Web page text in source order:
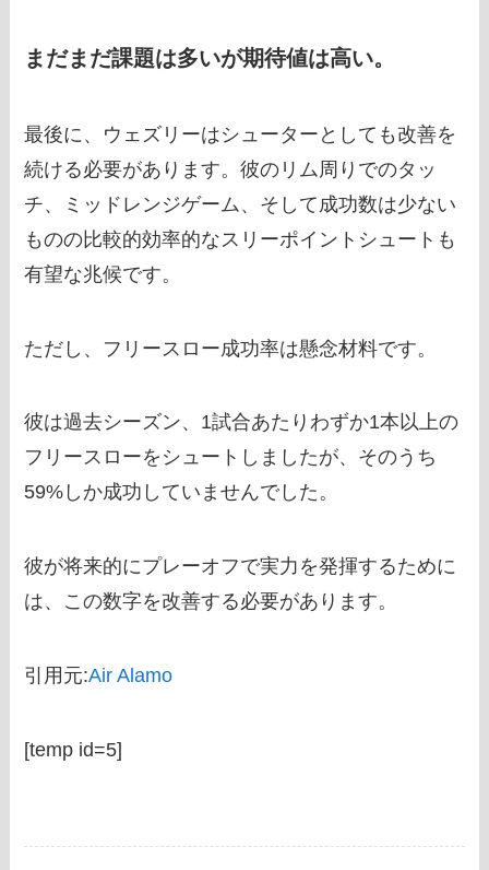
まだまだ課題は多いが期待値は高い。
最後に、ウェズリーはシューターとしても改善を
続ける必要があります。彼のリム周りでのタッ
チ、ミッドレンジゲーム、そして成功数は少ない
ものの比較的効率的なスリーポイントシュートも
有望な兆候です。
ただし、フリースロー成功率は懸念材料です。
彼は過去シーズン、1試合あたりわずか1本以上の
フリースローをシュートしましたが、そのうち
59%しか成功していませんでした。
彼が将来的にプレーオフで実力を発揮するために
は、この数字を改善する必要があります。
引用元:Air Alamo
[temp id=5]